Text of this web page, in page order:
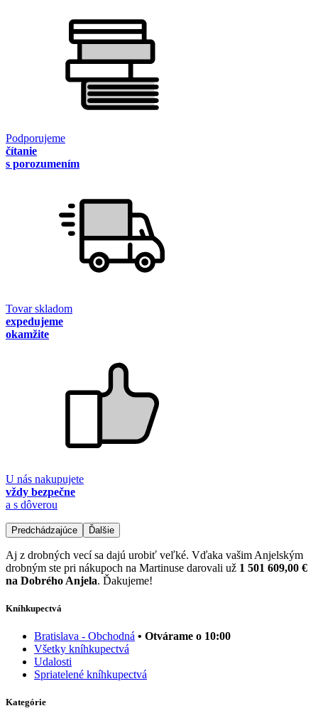
Podporujeme
čítanie
s porozumením
Tovar skladom
expedujeme
okamžite
U nás nakupujete
vždy bezpečne
a s dôverou
Predchádzajúce Ďalšie
Aj z drobných vecí sa dajú urobiť veľké. Vďaka vašim Anjelským
drobným ste pri nákupoch na Martinuse darovali už 1 501 609,00 €
na Dobrého Anjela. Ďakujeme!
Kníhkupectvá
Bratislava - Obchodná • Otvárame o 10:00
Všetky kníhkupectvá
Udalosti
Spriatelené kníhkupectvá
Kategórie